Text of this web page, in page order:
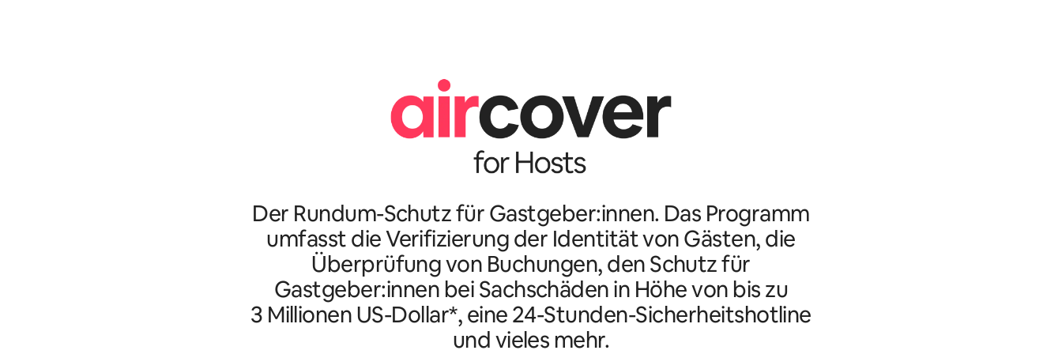
Der Rundum-Schutz für Gastgeber:innen. Das Programm
umfasst die Verifizierung der Identität von Gästen, die
Überprüfung von Buchungen, den Schutz für
Gastgeber:innen bei Sachschäden in Höhe von bis zu
3 Millionen US-Dollar*, eine 24-Stunden-Sicherheitshotline
und vieles mehr.